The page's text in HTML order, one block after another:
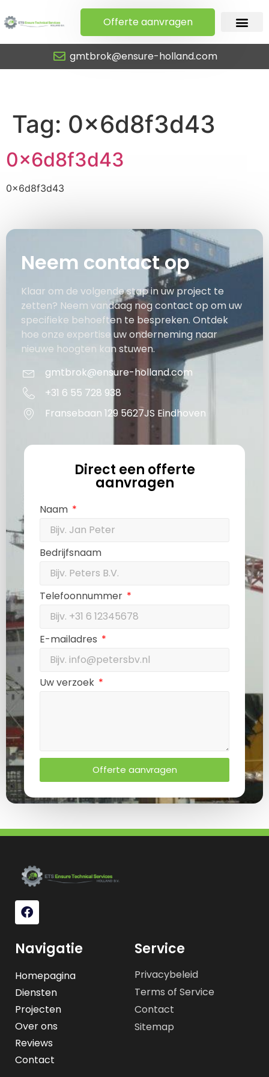
Offerte aanvragen
gmtbrok@ensure-holland.com
Tag: 0x6d8f3d43
0x6d8f3d43
0x6d8f3d43
Neem contact op
Klaar om de volgende stap in uw project te
zetten? Neem vandaag nog contact op om uw
specifieke behoeften te bespreken. Ontdek
hoe onze expertise uw onderneming naar
nieuwe hoogten kan stuwen.
gmtbrok@ensure-holland.com
+31 6 55 728 938
Fransebaan 129 5627JS Eindhoven
Direct een offerte
aanvragen
Naam
Bedrijfsnaam
Telefoonnummer
E-mailadres
Uw verzoek
Offerte aanvragen
Navigatie
Homepagina
Diensten
Projecten
Over ons
Reviews
Contact
Service
Privacybeleid
Terms of Service
Contact
Sitemap